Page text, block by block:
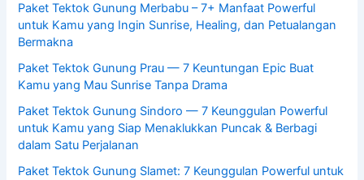
Paket Tektok Gunung Merbabu – 7+ Manfaat Powerful
untuk Kamu yang Ingin Sunrise, Healing, dan Petualangan
Bermakna
Paket Tektok Gunung Prau — 7 Keuntungan Epic Buat
Kamu yang Mau Sunrise Tanpa Drama
Paket Tektok Gunung Sindoro — 7 Keunggulan Powerful
untuk Kamu yang Siap Menaklukkan Puncak & Berbagi
dalam Satu Perjalanan
Paket Tektok Gunung Slamet: 7 Keunggulan Powerful untuk